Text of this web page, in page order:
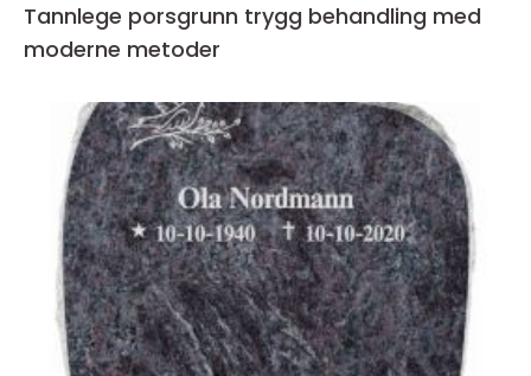
Tannlege porsgrunn trygg behandling med
moderne metoder